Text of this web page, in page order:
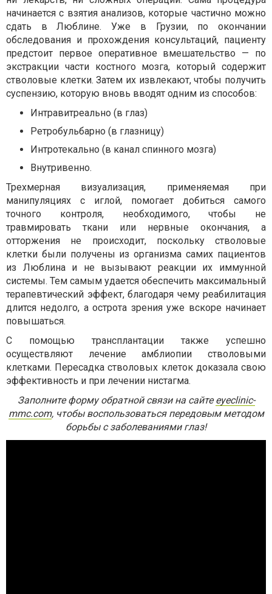
начинается с взятия анализов, которые частично можно
сдать в Люблине. Уже в Грузии, по окончании
обследования и прохождения консультаций, пациенту
предстоит первое оперативное вмешательство — по
экстракции части костного мозга, который содержит
стволовые клетки. Затем их извлекают, чтобы получить
суспензию, которую вновь вводят одним из способов:
Интравитреально (в глаз)
Ретробульбарно (в глазницу)
Интротекально (в канал спинного мозга)
Внутривенно.
Трехмерная визуализация, применяемая при
манипуляциях с иглой, помогает добиться самого
точного контроля, необходимого, чтобы не
травмировать ткани или нервные окончания, а
отторжения не происходит, поскольку стволовые
клетки были получены из организма самих пациентов
из Люблина и не вызывают реакции их иммунной
системы. Тем самым удается обеспечить максимальный
терапевтический эффект, благодаря чему реабилитация
длится недолго, а острота зрения уже вскоре начинает
повышаться.
С помощью трансплантации также успешно
осуществляют лечение амблиопии стволовыми
клетками. Пересадка стволовых клеток доказала свою
эффективность и при лечении нистагма.
Заполните форму обратной связи на сайтеeyeclinic-
mmc.com, чтобы воспользоваться передовым методом
борьбы с заболеваниями глаз!